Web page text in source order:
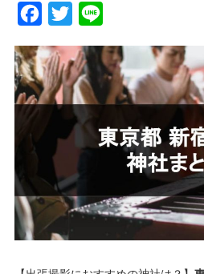
c
e
b
k
i
t
t
e
n